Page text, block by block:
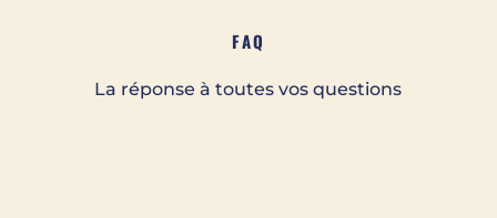
FAQ
La réponse à toutes vos questions